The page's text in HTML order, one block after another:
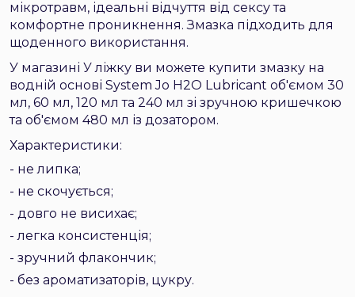
мікротравм, ідеальні відчуття від сексу та
комфортне проникнення. Змазка підходить для
щоденного використання.
У магазині У ліжку ви можете купити змазку на
водній основі System Jo H2O Lubricant об'ємом 30
мл, 60 мл, 120 мл та 240 мл зі зручною кришечкою
та об'ємом 480 мл із дозатором.
Характеристики:
- не липка;
- не скочується;
- довго не висихає;
- легка консистенція;
- зручний флакончик;
- без ароматизаторів, цукру.